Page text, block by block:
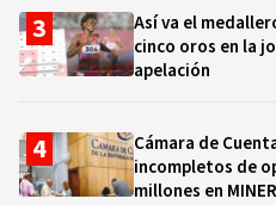
Así va el
cinco oros en la
apelación
Cámara de
incompletos de
millones en